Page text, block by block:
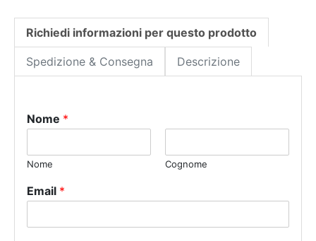
Richiedi informazioni per questo prodotto
Spedizione & Consegna Descrizione
Nome *
Nome Cognome
Email *